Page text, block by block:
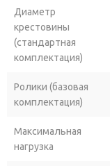
Диаметр
крестовины
(стандартная
комплектация)
Ролики (базовая
комплектация)
Максимальная
нагрузка